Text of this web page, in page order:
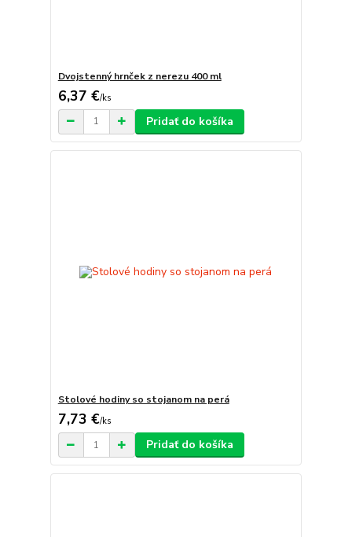
Dvojstenný hrnček z nerezu 400 ml
6,37 €/ks
Pridať do košíka
Stolové hodiny so stojanom na perá
7,73 €/ks
Pridať do košíka